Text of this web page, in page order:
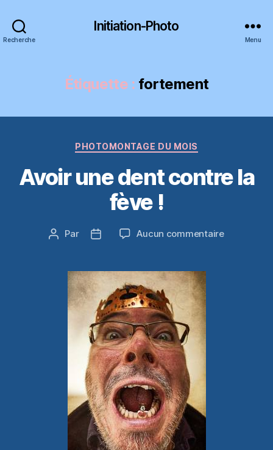
Recherche
Initiation-Photo
Menu
Étiquette : fortement
Catégories
PHOTOMONTAGE DU MOIS
Avoir une dent contre la
fève !
Auteur
Par
Date
Aucun commentairesur